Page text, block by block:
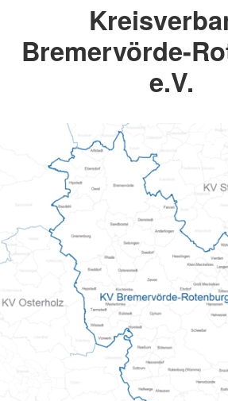
Bremervörde-
e.V.